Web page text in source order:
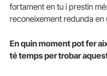
fortament en tu i prestin
reconeixement redunda en
En quin moment pot fer
té temps per trobar